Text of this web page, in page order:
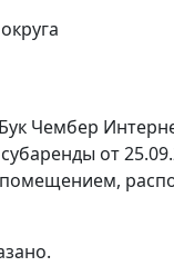
Чембер
от